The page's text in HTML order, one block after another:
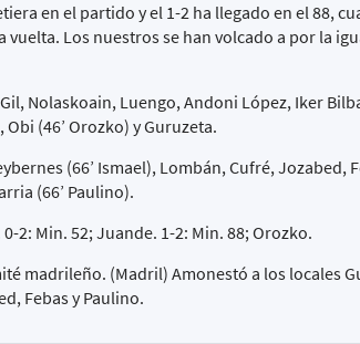
en el partido y el 1-2 ha llegado en el 88,
Los nuestros se han volcado a por la
Nolaskoain, Luengo, Andoni López, Iker
Obi (46’ Orozko) y Guruzeta.
(66’ Ismael), Lombán, Cufré, Jozabed,
(66’ Paulino).
2: Min. 52; Juande. 1-2: Min. 88; Orozko.
madrileño. (Madril) Amonestó a los locales
Febas y Paulino.